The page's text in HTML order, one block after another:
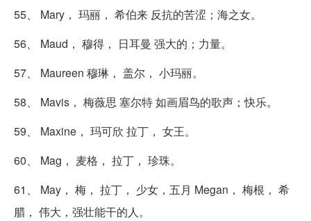
55、 Mary， 玛丽， 希伯来 反抗的苦涩；海之女。
56、 Maud， 穆得， 日耳曼 强大的；力量。
57、 Maureen 穆琳， 盖尔， 小玛丽。
58、 Mavis， 梅薇思 塞尔特 如画眉鸟的歌声；快乐。
59、 Maxine， 玛可欣 拉丁， 女王。
60、 Mag， 麦格， 拉丁， 珍珠。
61、 May， 梅， 拉丁， 少女，五月 Megan， 梅根， 希
腊， 伟大，强壮能干的人。